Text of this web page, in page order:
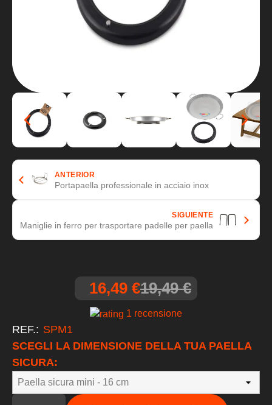
16,49 €19,49 €
1 recensione
REF.: SPM1
SCEGLI LA DIMENSIONE DELLA TUA PAELLA
SICURA:
ANTERIOR
Portapaella professionale in acciaio inox
SIGUIENTE
Maniglie in ferro per trasportare padelle per paella